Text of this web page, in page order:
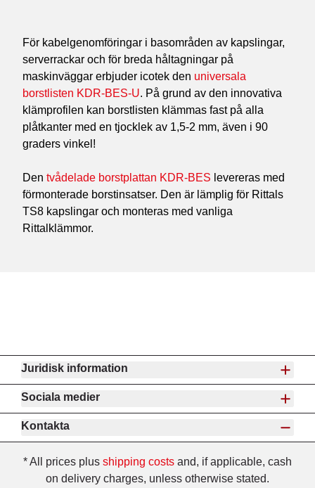
För kabelgenomföringar i basområden av kapslingar,
serverrackar och för breda håltagningar på
maskinväggar erbjuder icotek den universala
borstlisten KDR-BES-U. På grund av den innovativa
klämprofilen kan borstlisten klämmas fast på alla
plåtkanter med en tjocklek av 1,5-2 mm, även i 90
graders vinkel!
Den tvådelade borstplattan KDR-BES levereras med
förmonterade borstinsatser. Den är lämplig för Rittals
TS8 kapslingar och monteras med vanliga
Rittalklämmor.
Juridisk information
Sociala medier
Kontakta
* All prices plus shipping costs and, if applicable, cash
on delivery charges, unless otherwise stated.